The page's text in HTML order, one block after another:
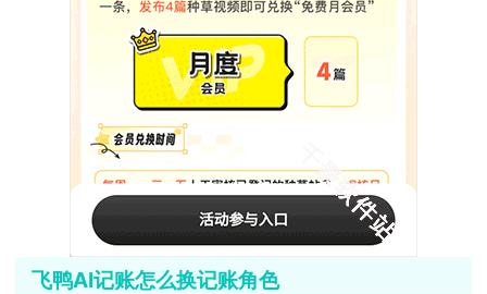
飞鸭AI记账怎么换记账角色